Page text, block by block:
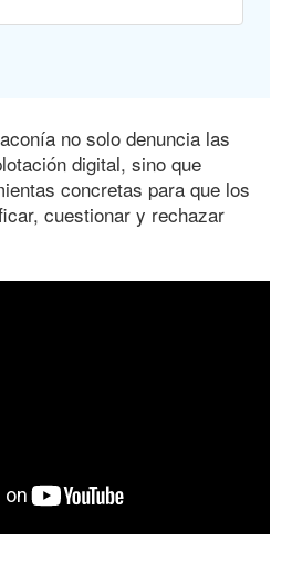
no solo denuncia las
digital, sino que
concretas para que los
cuestionar y rechazar